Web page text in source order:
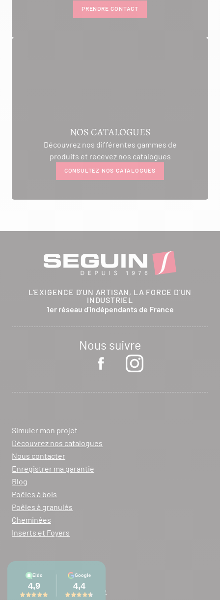
PRENDRE CONTACT
NOS CATALOGUES
Découvrez nos différentes gammes de
produits et recevez nos catalogues
CONSULTEZ NOS CATALOGUES
L'EXIGENCE D'UN ARTISAN, LA FORCE D'UN
INDUSTRIEL
1er réseau d'indépendants de France
Nous suivre
Simuler mon projet
Découvrez nos catalogues
Nous contacter
Enregistrer ma garantie
Blog
Poêles à bois
Poêles à granulés
Cheminées
Inserts et Foyers
Politique de confidentialité
Conditions générales de vente